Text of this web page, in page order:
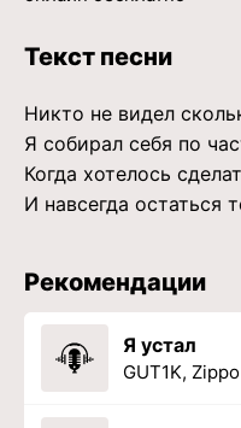
Текст песни
Никто не видел
Я собирал себя по
Когда хотелось
И навсегда остаться
Рекомендации
Я устал
GUT1K, Zippo